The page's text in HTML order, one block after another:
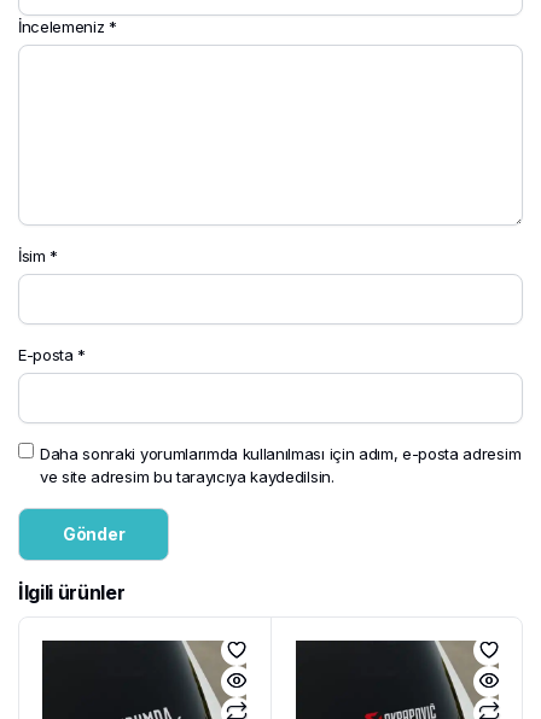
İncelemeniz *
İsim *
E-posta *
Daha sonraki yorumlarımda kullanılması için adım, e-posta adresim
ve site adresim bu tarayıcıya kaydedilsin.
İlgili ürünler